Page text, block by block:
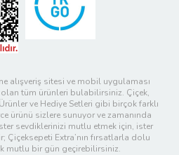
alışveriş sitesi ve mobil uygulaması
olan tüm ürünleri bulabilirsiniz. Çiçek,
ve Hediye Setleri gibi birçok farklı
ürünü sizlere sunuyor ve zamanında
sevdiklerinizi mutlu etmek için, ister
Çiçeksepeti Extra’nın fırsatlarla dolu
mutlu bir gün geçirebilirsiniz.